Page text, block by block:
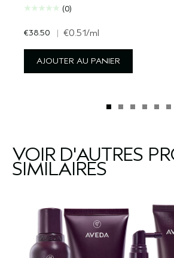
(0)
€38.50 | €0.51/ml
AJOUTER AU PANIER
VOIR D'AUTRES
SIMILAIRES